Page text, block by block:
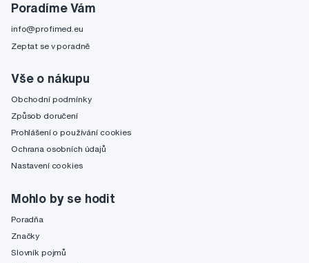
Poradíme Vám
info@profimed.eu
Zeptat se v poradně
Vše o nákupu
Obchodní podmínky
Způsob doručení
Prohlášení o používání cookies
Ochrana osobních údajů
Nastavení cookies
Mohlo by se hodit
Poradňa
Značky
Slovník pojmů